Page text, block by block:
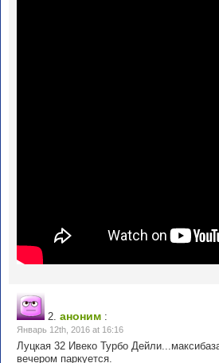
2. аноним :
Январь 12th, 2016 at 16:16
Луцкая 32 Ивеко Турбо
вечером паркуется.